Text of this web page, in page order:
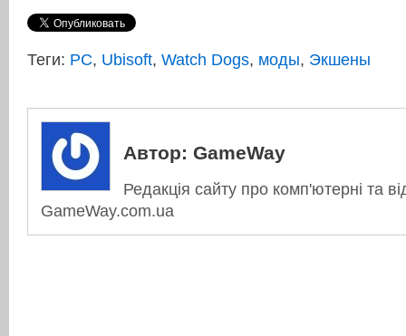
Теги: PC, Ubisoft, Watch Dogs, моды, Экшены
Автор: GameWay
Редакція сайту про комп'ютерні та
GameWay.com.ua